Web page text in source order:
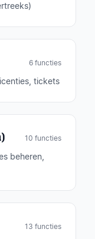
6 functies
tickets
10 functies
beheren,
13 functies